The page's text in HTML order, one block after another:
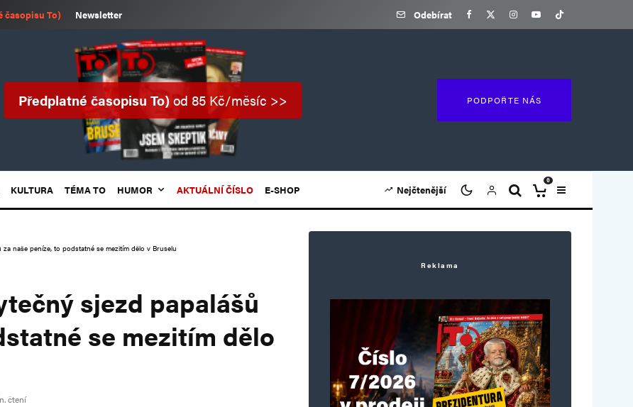
časopisu To) Newsletter Odebírat
Předplatné časopisu To)od 85 Kč/měsíc >> PODPOŘTE NÁS
KULTURA TÉMA TO HUMOR AKTUÁLNÍ ČÍSLO E-SHOP Nejčtenější
0
naše peníze, to podstatné se mezitím dělo v Bruselu
sjezd papalášů
se mezitím dělo
čtení
Reklama